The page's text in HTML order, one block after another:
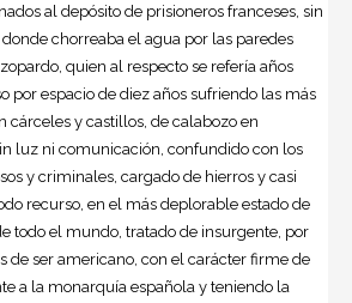
al depósito de prisioneros franceses, sin
chorreaba el agua por las paredes
quien al respecto se refería años
por espacio de diez años sufriendo las más
cárceles y castillos, de calabozo en
luz ni comunicación, confundido con los
y criminales, cargado de hierros y casi
recurso, en el más deplorable estado de
todo el mundo, tratado de insurgente, por
de ser americano, con el carácter firme de
a la monarquía española y teniendo la